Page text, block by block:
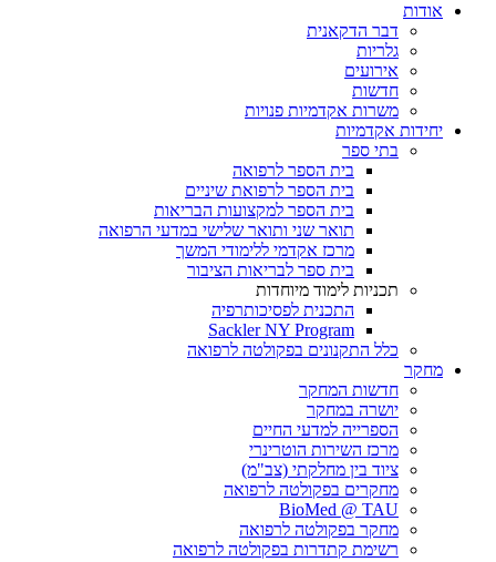
אודות
דבר הדקאנית
גלריות
אירועים
חדשות
משרות אקדמיות פנויות
יחידות אקדמיות
בתי ספר
בית הספר לרפואה
בית הספר לרפואת שיניים
בית הספר למקצועות הבריאות
תואר שני ותואר שלישי במדעי הרפואה
מרכז אקדמי ללימודי המשך
בית ספר לבריאות הציבור
תכניות לימוד מיוחדות
התכנית לפסיכותרפיה
Sackler NY Program
כלל התקנונים בפקולטה לרפואה
מחקר
חדשות המחקר
יושרה במחקר
הספרייה למדעי החיים
מרכז השירות הוטרינרי
ציוד בין מחלקתי (צב"מ)
מחקרים בפקולטה לרפואה
BioMed @ TAU
מחקר בפקולטה לרפואה
רשימת קתדרות בפקולטה לרפואה